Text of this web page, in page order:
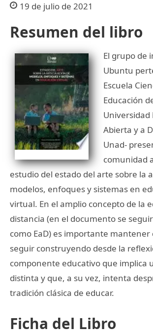
19 de julio de 2021
Resumen del libro
El grupo de
Ubuntu
Escuela
Educación
Universidad
Abierta y a
Unad-
comunidad
estudio del estado del arte sobre la
modelos, enfoques y sistemas en
virtual. En el amplio concepto de la
distancia (en el documento se
como EaD) es importante mantener
seguir construyendo desde la
componente educativo que implica
distinta y que, a su vez, intenta
tradición clásica de educar.
Ficha del Libro